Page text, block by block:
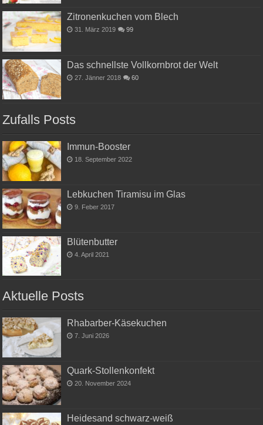
Zitronenkuchen vom Blech
31. März 2019 99
Das schnellste Vollkornbrot der Welt
27. Jänner 2018 60
Zufalls Posts
Immun-Booster
18. September 2022
Lebkuchen Tiramisu im Glas
9. Feber 2017
Blütenbutter
4. April 2021
Aktuelle Posts
Rhabarber-Käsekuchen
7. Juni 2026
Quark-Stollenkonfekt
20. November 2024
Heidesand schwarz-weiß